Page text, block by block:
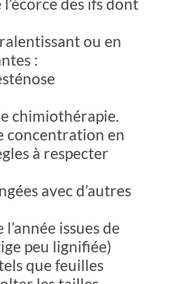
ou en
:
chimiothérapie.
concentration en
à respecter
avec d’autres
issues de
peu lignifiée)
que feuilles